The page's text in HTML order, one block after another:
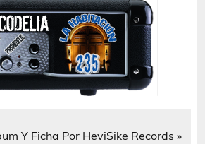
Y Ficha Por HeviSike Records »